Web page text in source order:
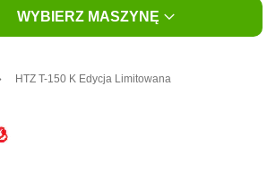
WYBIERZ MASZYNĘ
HTZ T-150 K Edycja Limitowana